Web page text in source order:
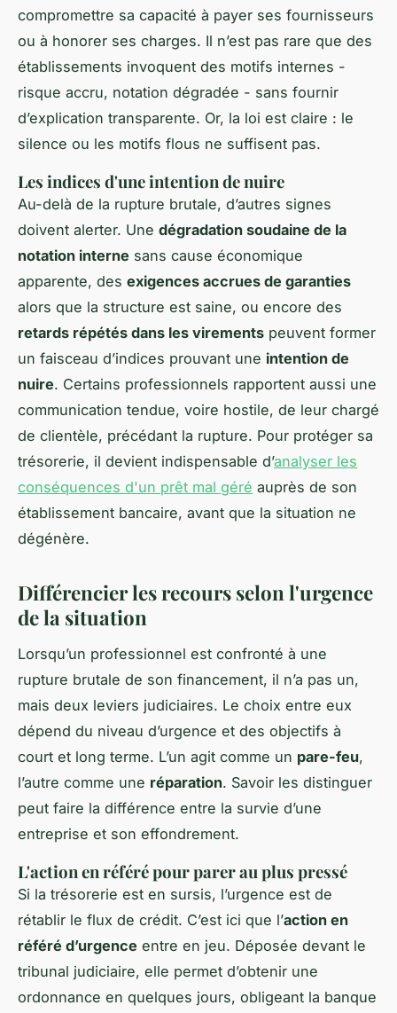
compromettre sa capacité à payer ses fournisseurs
ou à honorer ses charges. Il n’est pas rare que des
établissements invoquent des motifs internes -
risque accru, notation dégradée - sans fournir
d’explication transparente. Or, la loi est claire : le
silence ou les motifs flous ne suffisent pas.
Les indices d'une intention de nuire
Au-delà de la rupture brutale, d’autres signes
doivent alerter. Une dégradation soudaine de la
notation interne sans cause économique
apparente, des exigences accrues de garanties
alors que la structure est saine, ou encore des
retards répétés dans les virements peuvent former
un faisceau d’indices prouvant une intention de
nuire. Certains professionnels rapportent aussi une
communication tendue, voire hostile, de leur chargé
de clientèle, précédant la rupture. Pour protéger sa
trésorerie, il devient indispensable d’analyser les
conséquences d'un prêt mal géré auprès de son
établissement bancaire, avant que la situation ne
dégénère.
Différencier les recours selon l'urgence
de la situation
Lorsqu’un professionnel est confronté à une
rupture brutale de son financement, il n’a pas un,
mais deux leviers judiciaires. Le choix entre eux
dépend du niveau d’urgence et des objectifs à
court et long terme. L’un agit comme un pare-feu,
l’autre comme une réparation. Savoir les distinguer
peut faire la différence entre la survie d’une
entreprise et son effondrement.
L'action en référé pour parer au plus pressé
Si la trésorerie est en sursis, l’urgence est de
rétablir le flux de crédit. C’est ici que l’action en
référé d’urgence entre en jeu. Déposée devant le
tribunal judiciaire, elle permet d’obtenir une
ordonnance en quelques jours, obligeant la banque